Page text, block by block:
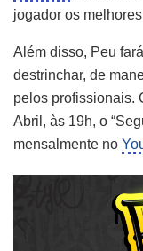
jogador os
Além disso, Peu
destrinchar, de
pelos profissionais.
Abril, às 19h, o
mensalmente no